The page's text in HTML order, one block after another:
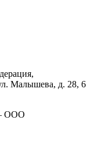
Малышева, д. 28, 6
– ООО